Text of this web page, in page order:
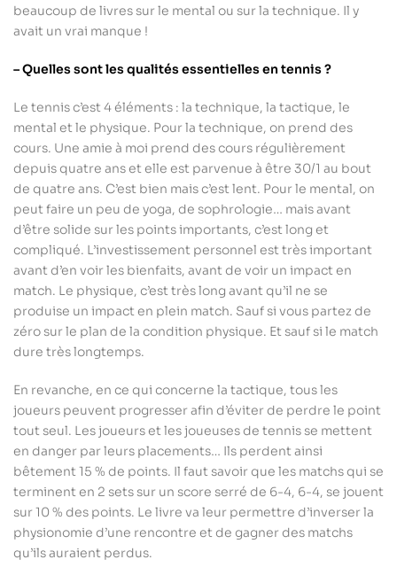
beaucoup de livres sur le mental ou sur la technique. Il y
avait un vrai manque !
– Quelles sont les qualités essentielles en tennis ?
Le tennis c’est 4 éléments : la technique, la tactique, le
mental et le physique. Pour la technique, on prend des
cours. Une amie à moi prend des cours régulièrement
depuis quatre ans et elle est parvenue à être 30/1 au bout
de quatre ans. C’est bien mais c’est lent. Pour le mental, on
peut faire un peu de yoga, de sophrologie… mais avant
d’être solide sur les points importants, c’est long et
compliqué. L’investissement personnel est très important
avant d’en voir les bienfaits, avant de voir un impact en
match. Le physique, c’est très long avant qu’il ne se
produise un impact en plein match. Sauf si vous partez de
zéro sur le plan de la condition physique. Et sauf si le match
dure très longtemps.
En revanche, en ce qui concerne la tactique, tous les
joueurs peuvent progresser afin d’éviter de perdre le point
tout seul. Les joueurs et les joueuses de tennis se mettent
en danger par leurs placements… Ils perdent ainsi
bêtement 15 % de points. Il faut savoir que les matchs qui se
terminent en 2 sets sur un score serré de 6-4, 6-4, se jouent
sur 10 % des points. Le livre va leur permettre d’inverser la
physionomie d’une rencontre et de gagner des matchs
qu’ils auraient perdus.